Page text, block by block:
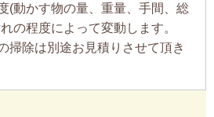
(動かす物の量、重量、手間、総
の程度によって変動します。
掃除は別途お見積りさせて頂き